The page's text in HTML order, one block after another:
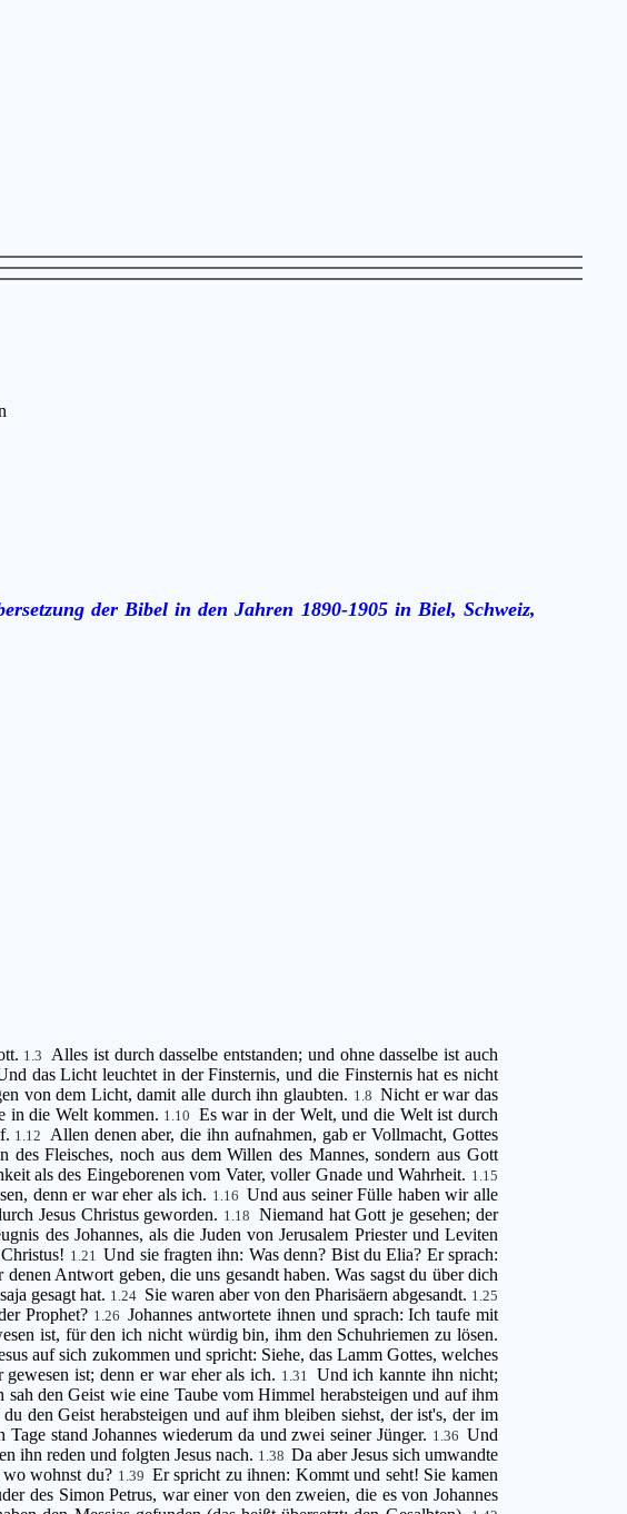
der Bibel in den Jahren 1890-1905 in Biel, Schweiz,
1.3 Alles ist durch dasselbe entstanden; und ohne dasselbe ist auch
das Licht leuchtet in der Finsternis, und die Finsternis hat es nicht
von dem Licht, damit alle durch ihn glaubten. 1.8 Nicht er war das
in die Welt kommen. 1.10 Es war in der Welt, und die Welt ist durch
1.12 Allen denen aber, die ihn aufnahmen, gab er Vollmacht, Gottes
Fleisches, noch aus dem Willen des Mannes, sondern aus Gott
als des Eingeborenen vom Vater, voller Gnade und Wahrheit. 1.15
denn er war eher als ich. 1.16 Und aus seiner Fülle haben wir alle
Jesus Christus geworden. 1.18 Niemand hat Gott je gesehen; der
des Johannes, als die Juden von Jerusalem Priester und Leviten
1.21 Und sie fragten ihn: Was denn? Bist du Elia? Er sprach:
Antwort geben, die uns gesandt haben. Was sagst du über dich
gesagt hat. 1.24 Sie waren aber von den Pharisäern abgesandt. 1.25
Prophet? 1.26 Johannes antwortete ihnen und sprach: Ich taufe mit
ist, für den ich nicht würdig bin, ihm den Schuhriemen zu lösen.
auf sich zukommen und spricht: Siehe, das Lamm Gottes, welches
ist; denn er war eher als ich. 1.31 Und ich kannte ihn nicht;
sah den Geist wie eine Taube vom Himmel herabsteigen und auf ihm
den Geist herabsteigen und auf ihm bleiben siehst, der ist's, der im
Tage stand Johannes wiederum da und zwei seiner Jünger. 1.36 Und
ihn reden und folgten Jesus nach. 1.38 Da aber Jesus sich umwandte
wo wohnst du? 1.39 Er spricht zu ihnen: Kommt und seht! Sie kamen
des Simon Petrus, war einer von den zweien, die es von Johannes